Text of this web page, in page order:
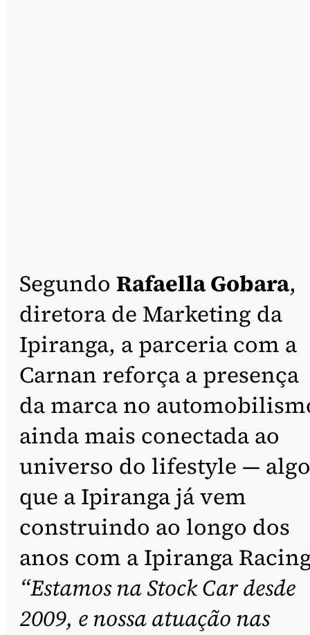
Segundo Rafaella Gobara,
diretora de Marketing da
Ipiranga, a parceria com a
Carnan reforça a presença
da marca no
ainda mais conectada ao
universo do lifestyle — algo
que a Ipiranga já vem
construindo ao longo dos
anos com a Ipiranga
“Estamos na Stock Car desde
2009, e nossa atuação nas